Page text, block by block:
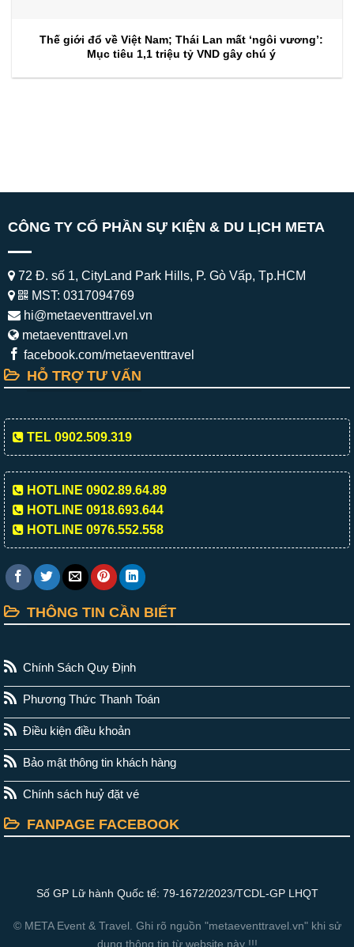
Thế giới đổ về Việt Nam; Thái Lan mất ‘ngôi vương’:
Mục tiêu 1,1 triệu tỷ VND gây chú ý
CÔNG TY CỔ PHẦN SỰ KIỆN & DU LỊCH META
72 Đ. số 1, CityLand Park Hills, P. Gò Vấp, Tp.HCM
MST: 0317094769
hi@metaeventtravel.vn
metaeventtravel.vn
facebook.com/metaeventtravel
HỖ TRỢ TƯ VẤN
TEL 0902.509.319
HOTLINE 0902.89.64.89
HOTLINE 0918.693.644
HOTLINE 0976.552.558
THÔNG TIN CẦN BIẾT
Chính Sách Quy Định
Phương Thức Thanh Toán
Điều kiện điều khoản
Bảo mật thông tin khách hàng
Chính sách huỷ đặt vé
FANPAGE FACEBOOK
Số GP Lữ hành Quốc tế: 79-1672/2023/TCDL-GP LHQT
© META Event & Travel. Ghi rõ nguồn "metaeventtravel.vn" khi sử
dụng thông tin từ website này !!!